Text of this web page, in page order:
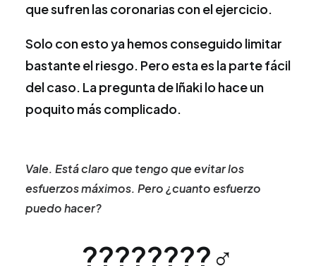
que sufren las coronarias con el ejercicio.
Solo con esto ya hemos conseguido limitar
bastante el riesgo. Pero esta es la parte fácil
del caso. La pregunta de Iñaki lo hace un
poquito más complicado.
Vale. Está claro que tengo que evitar los
esfuerzos máximos. Pero ¿cuanto esfuerzo
puedo hacer?
????????‍♂️